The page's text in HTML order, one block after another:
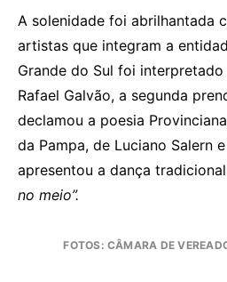
A solenidade foi abrilhantada
artistas que integram a
Grande do Sul foi
Rafael Galvão, a segunda
declamou a poesia
da Pampa, de Luciano Salern
apresentou a dança
no meio”.
FOTOS: CÂMARA DE